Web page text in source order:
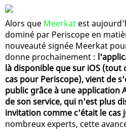
Alors que Meerkat est
dominé par Periscope en
nouveauté signée Meerkat
donne prochainement :
là disponible que sur iOS
cas pour Periscope), vient de
public grâce à une application
de son service, qui n'est plus
invitation comme c'était le cas
nombreux experts, cette